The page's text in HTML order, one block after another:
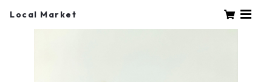
Local Market